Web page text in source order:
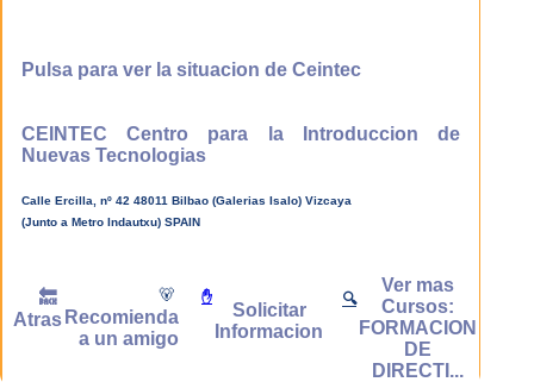
momento
on-line de
Ceintec podrás
momento de las
24 horas del día,
los 365 días del
Pulsa para ver la situacion de Ceintec
CEINTEC Centro para la Introduccion de
Nuevas Tecnologias
Calle Ercilla, nº 42 48011 Bilbao (Galerias Isalo) Vizcaya
(Junto a Metro Indautxu) SPAIN
🔙
Atras
🐻
Recomienda
a un amigo
✋
Solicitar
Informacion
🔍
Ver mas
Cursos:
FORMACION
DE
DIRECTI...